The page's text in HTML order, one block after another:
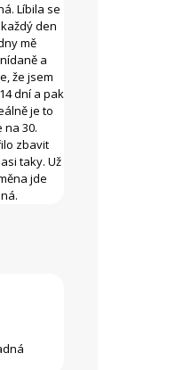
Líbila se
den
mě
a
že jsem
dní a pak
je to
na 30.
zbavit
taky. Už
jde